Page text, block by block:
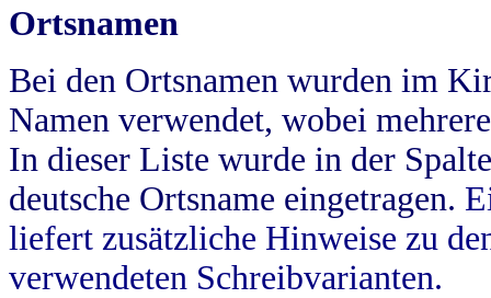
Ortsnamen
Bei den Ortsnamen wurden im
Namen verwendet, wobei
In dieser Liste wurde in der
deutsche Ortsname eingetragen.
liefert zusätzliche Hinweise zu
verwendeten Schreibvarianten.